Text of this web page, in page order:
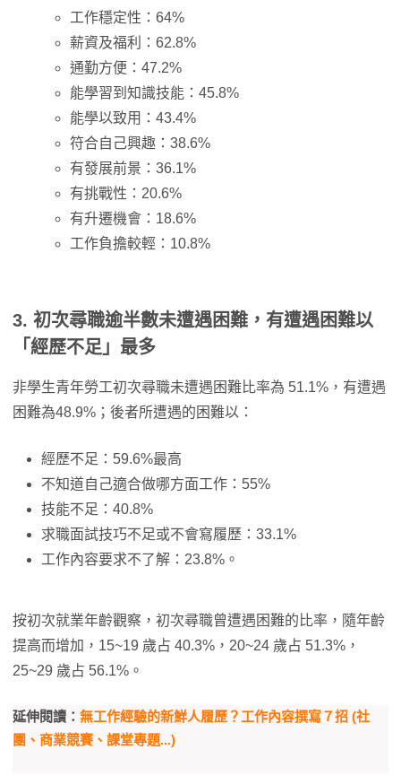
工作穩定性：64%
薪資及福利：62.8%
通勤方便：47.2%
能學習到知識技能：45.8%
能學以致用：43.4%
符合自己興趣：38.6%
有發展前景：36.1%
有挑戰性：20.6%
有升遷機會：18.6%
工作負擔較輕：10.8%
3. 初次尋職逾半數未遭遇困難，有遭遇困難以
「經歷不足」最多
非學生青年勞工初次尋職未遭遇困難比率為 51.1%，有遭遇
困難為48.9%；後者所遭遇的困難以：
經歷不足：59.6%最高
不知道自己適合做哪方面工作：55%
技能不足：40.8%
求職面試技巧不足或不會寫履歷：33.1%
工作內容要求不了解：23.8%。
按初次就業年齡觀察，初次尋職曾遭遇困難的比率，隨年齡
提高而增加，15~19 歲占 40.3%，20~24 歲占 51.3%，
25~29 歲占 56.1%。
延伸閱讀： 無工作經驗的新鮮人履歷？工作內容撰寫７招 (社
團、商業競賽、課堂專題...)